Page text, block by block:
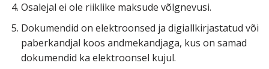
Osalejal ei ole riiklike maksude võlgnevusi.
Dokumendid on elektroonsed ja digiallkirjastatud või
paberkandjal koos andmekandjaga, kus on samad
dokumendid ka elektroonsel kujul.